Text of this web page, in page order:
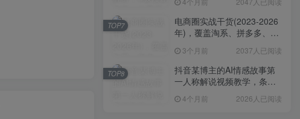
电商圈实战干货(2023-2026
年)，覆盖淘系、拼多多、抖
电商人避开坑、提效率、稳
盈利(更新4月)
3个月前 2037人已阅读
TOP7
抖音某博主的AI情感故事第
一人称解说视频教学，条条
4个月前 2026人已阅读
TOP8